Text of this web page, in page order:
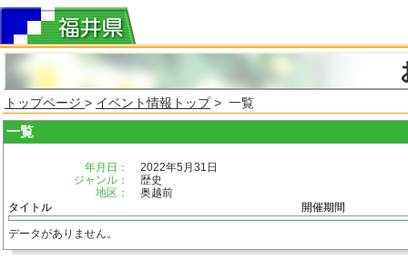
トップページ > イベント情報トップ> 一覧
一覧
年月日：
2022年5月31日
ジャンル：
歴史
地区：
奥越前
タイトル
開催期間
データがありません。